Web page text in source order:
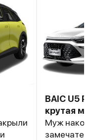
BAIC U5
крутая
Муж